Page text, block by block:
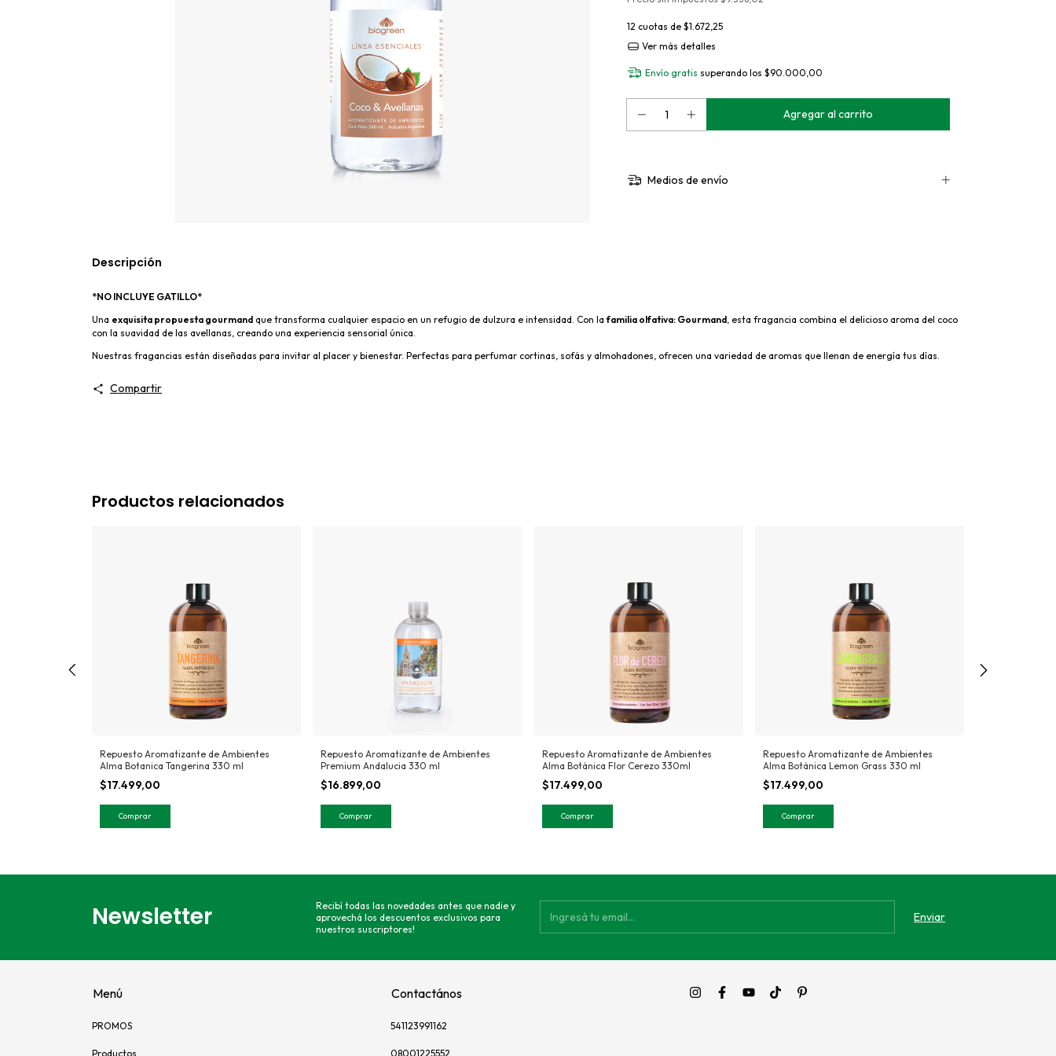
12 cuotas de $1.672,25
Ver más detalles
Envío gratis superando los $90.000,00
Medios de envío
Descripción
*NO INCLUYE GATILLO*
Una exquisita propuesta gourmand que transforma cualquier espacio en un refugio de dulzura e intensidad. Con lafamilia olfativa: Gourmand, esta fragancia combina el delicioso aroma del coco
con la suavidad de las avellanas, creando una experiencia sensorial única.
Nuestras fragancias están diseñadas para invitar al placer y bienestar. Perfectas para perfumar cortinas, sofás y almohadones, ofrecen una variedad de aromas que llenan de energía tus días.
Compartir
Productos relacionados
Repuesto Aromatizante de Ambientes
Alma Botanica Tangerina 330 ml
$17.499,00
Repuesto Aromatizante de Ambientes
Premium Andalucia 330 ml
$16.899,00
Repuesto Aromatizante de Ambientes
Alma Botánica Flor Cerezo 330ml
$17.499,00
Repuesto Aromatizante de Ambientes
Alma Botánica Lemon Grass 330 ml
$17.499,00
Newsletter
Recibí todas las novedades antes que nadie y
aprovechá los descuentos exclusivos para
nuestros suscriptores!
Menú
PROMOS
Productos
Contactános
541123991162
08001225552